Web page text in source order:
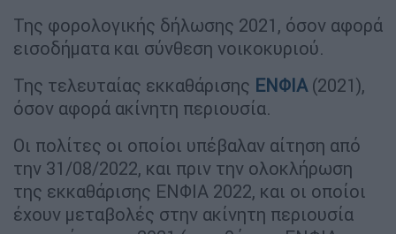
Της φορολογικής δήλωσης 2021, όσον αφορά
εισοδήματα και σύνθεση νοικοκυριού.
Της τελευταίας εκκαθάρισης ΕΝΦΙΑ (2021),
όσον αφορά ακίνητη περιουσία.
Οι πολίτες οι οποίοι υπέβαλαν αίτηση από
την 31/08/2022, και πριν την ολοκλήρωση
της εκκαθάρισης ΕΝΦΙΑ 2022, και οι οποίοι
έχουν μεταβολές στην ακίνητη περιουσία